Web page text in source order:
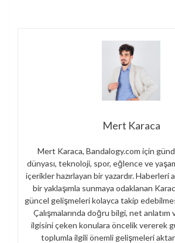
Mert Karaca
Mert Karaca, Bandalogy.com için
dünyası, teknoloji, spor, eğlence ve
içerikler hazırlayan bir yazardır. Haberleri
bir yaklaşımla sunmaya odaklanan
güncel gelişmeleri kolayca takip
Çalışmalarında doğru bilgi, net anlatım
ilgisini çeken konulara öncelik vererek
toplumla ilgili önemli gelişmeleri